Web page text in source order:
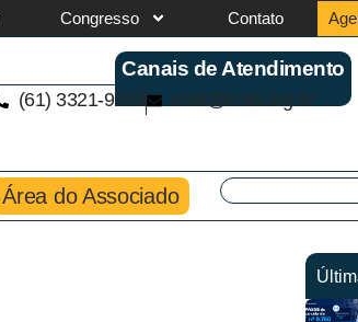
Congresso Contato
Canais de Atendimento
(61) 3321-9563 cmb@cmb.org.br
Área do Associado